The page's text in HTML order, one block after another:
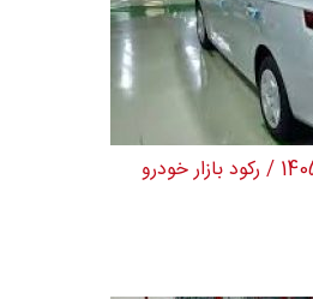
قیمت خودرو امروز 12 مرداد 1405 / رکود بازار خودرو